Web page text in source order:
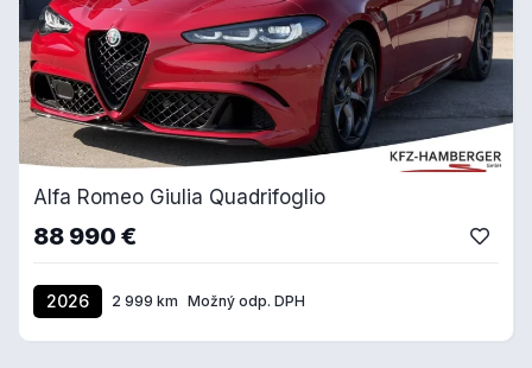
Alfa Romeo Giulia Quadrifoglio
88 990 €
2026 2 999 km Možný odp. DPH